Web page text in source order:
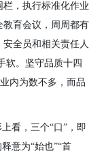
，执行标准化作业
育会议，周周都有
全员和相关责任人
软。坚守品质十四
内为数不多，而品
看，三个“口”，即
意为“始也”“首